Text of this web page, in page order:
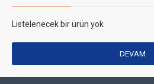
Listelenecek bir ürün yok
DEVAM